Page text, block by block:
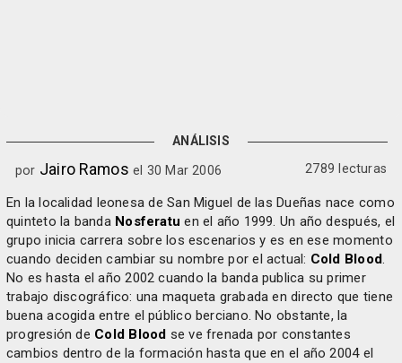
ANÁLISIS
por Jairo Ramos el 30 Mar 2006 2789 lecturas
En la localidad leonesa de San Miguel de las Dueñas nace como
quinteto la banda Nosferatu en el año 1999. Un año después, el
grupo inicia carrera sobre los escenarios y es en ese momento
cuando deciden cambiar su nombre por el actual: Cold Blood.
No es hasta el año 2002 cuando la banda publica su primer
trabajo discográfico: una maqueta grabada en directo que tiene
buena acogida entre el público berciano. No obstante, la
progresión de Cold Blood se ve frenada por constantes
cambios dentro de la formación hasta que en el año 2004 el